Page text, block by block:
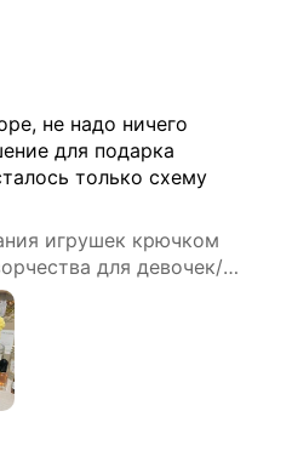
не надо ничего
для подарка
только схему
игрушек крючком
для девочек/